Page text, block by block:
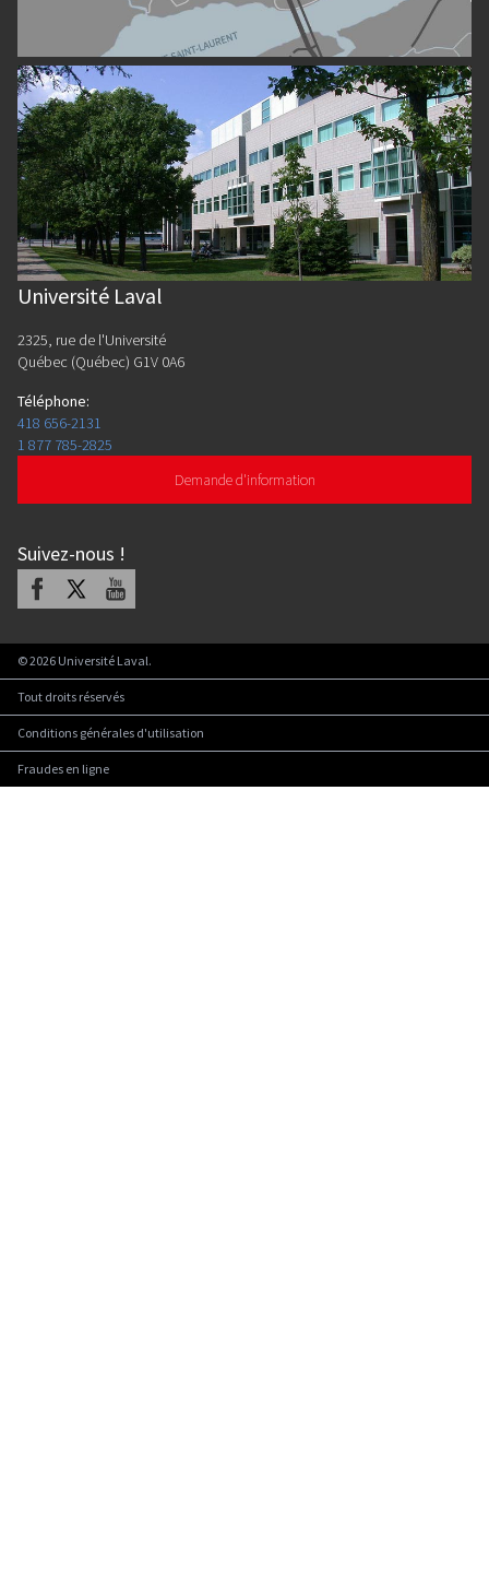
Université Laval
2325, rue de l'Université
Québec (Québec) G1V 0A6
Téléphone:
418 656-2131
1 877 785-2825
Demande d'information
Suivez-nous !
Facebook Youtube
©2026 Université Laval.
Tout droits réservés
Conditions générales d'utilisation
Fraudes en ligne